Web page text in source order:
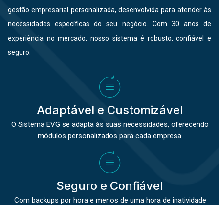
gestão empresarial personalizada, desenvolvida para atender às
necessidades específicas do seu negócio. Com 30 anos de
experiência no mercado, nosso sistema é robusto, confiável e
seguro.
Adaptável e Customizável
O Sistema EVG se adapta às suas necessidades, oferecendo
módulos personalizados para cada empresa.
Seguro e Confiável
Com backups por hora e menos de uma hora de inatividade